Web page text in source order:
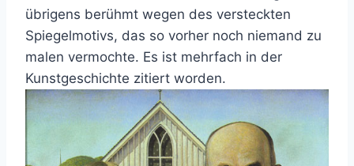
übrigens berühmt wegen des versteckten
Spiegelmotivs, das so vorher noch niemand zu
malen vermochte. Es ist mehrfach in der
Kunstgeschichte zitiert worden.